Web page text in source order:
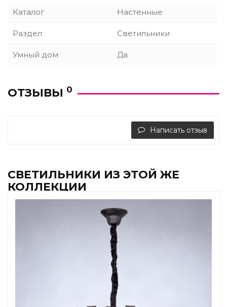
Каталог Настенные
Раздел Светильники
Умный дом Да
ОТЗЫВЫ 0
Написать отзыв
СВЕТИЛЬНИКИ ИЗ ЭТОЙ ЖЕ
КОЛЛЕКЦИИ